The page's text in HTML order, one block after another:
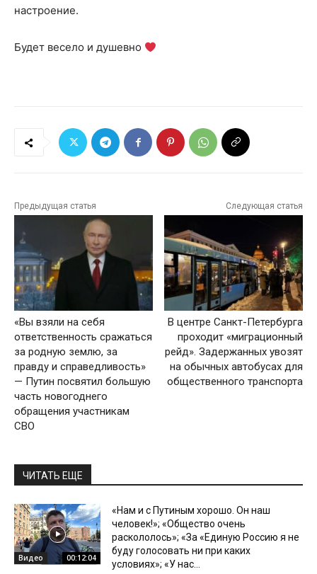
настроение.
Будет весело и душевно
Предыдущая статья
«Вы взяли на себя
ответственность сражаться
за родную землю, за
правду и справедливость»
— Путин посвятил большую
часть новогоднего
обращения участникам
СВО
Следующая статья
В центре Санкт-Петербурга
проходит «миграционный
рейд». Задержанных увозят
на обычных автобусах для
общественного транспорта
ЧИТАТЬ ЕЩЕ
Видео 00:12:04
«Нам и с Путиным хорошо. Он наш
человек!»; «Общество очень
раскололось»; «За «Единую Россию я не
буду голосовать ни при каких
условиях»; «У нас...